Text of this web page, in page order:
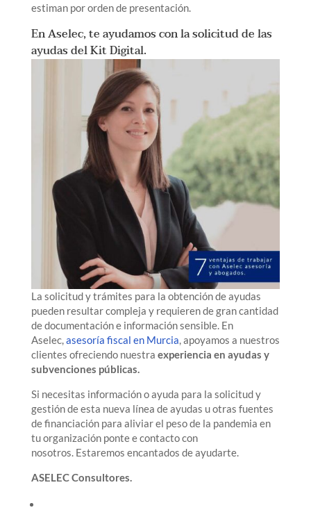
estiman por orden de presentación.
En Aselec, te ayudamos con la solicitud de las
ayudas del Kit Digital.
La solicitud y trámites para la obtención de ayudas
pueden resultar compleja y requieren de gran cantidad
de documentación e información sensible. En
Aselec,asesoría fiscal en Murcia, apoyamos a nuestros
clientes ofreciendo nuestra experiencia en ayudas y
subvenciones públicas.
Si necesitas información o ayuda para la solicitud y
gestión de esta nueva línea de ayudas u otras fuentes
de financiación para aliviar el peso de la pandemia en
tu organización ponte e contacto con
nosotros. Estaremos encantados de ayudarte.
ASELECConsultores.